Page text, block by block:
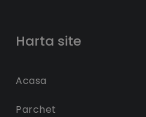
Harta site
Acasa
Parchet